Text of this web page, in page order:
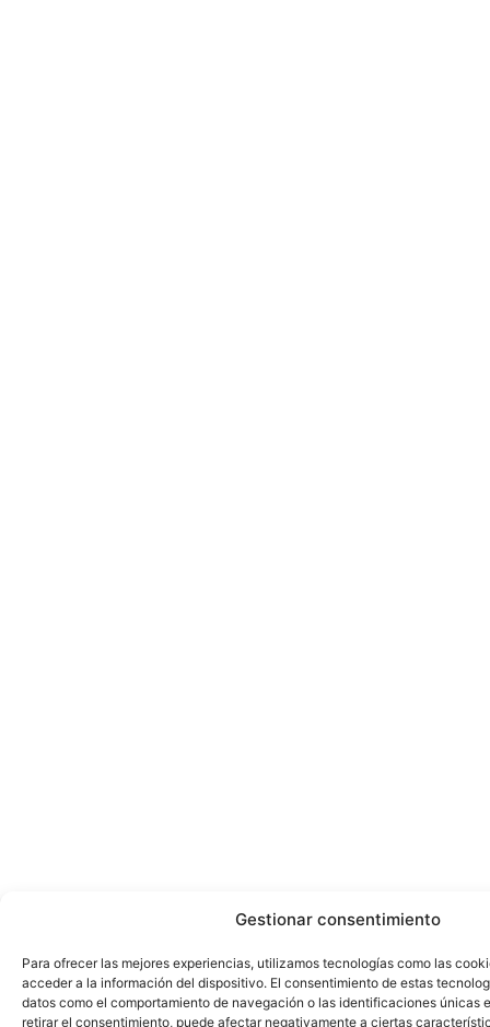
Gestionar consentimiento
Para ofrecer las mejores experiencias, utilizamos tecnologías como las
acceder a la información del dispositivo. El consentimiento de estas
datos como el comportamiento de navegación o las identificaciones únicas
retirar el consentimiento, puede afectar negativamente a ciertas